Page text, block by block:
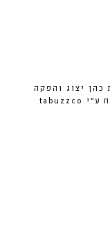
כהן יצוג והפקה
ע״י tabuzzco